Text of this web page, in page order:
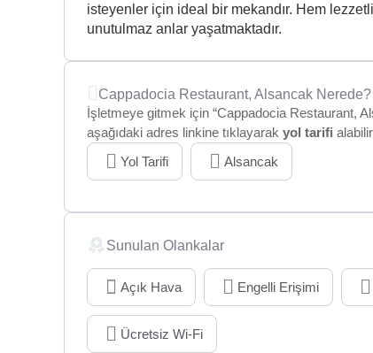
isteyenler için ideal bir mekandır. Hem
unutulmaz anlar yaşatmaktadır.
Cappadocia Restaurant, Alsancak Nerede?
İşletmeye gitmek için “Cappadocia Restaurant,
aşağıdaki adres linkine tıklayarak yol tarifi
Yol Tarifi
Alsancak
Sunulan Olankalar
Açık Hava Engelli Erişimi
Ücretsiz Wi-Fi